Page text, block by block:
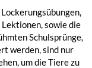
sowie die
Schulsprünge,
werden, sind nur
um die Tiere zu